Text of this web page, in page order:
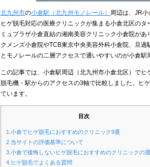
北九州市の小倉駅（北九州モノレール） 周辺は、JR
ヒゲ脱毛対応の医療クリニックが集まる小倉北区の
ミュプラザ小倉直結の湘南美容クリニック小倉院が
クメンズ小倉院やTCB東京中央美容外科小倉院、旦
とモノレールの二層アクセスで通いやすいのが小倉駅
この記事では、小倉駅周辺（北九州市小倉北区）で
脱毛機・駅からのアクセスの3軸で比較しました。ヒ
ています。
目次
1.小倉でヒゲ脱毛におすすめのクリニック9選
2.当サイトの評価基準について
3.小倉で後悔しないヒゲ脱毛におすすめのクリニックの
4.ヒゲ脱毛でよくある質問